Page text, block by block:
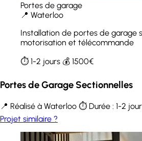
Portes de garage
📍 Waterloo
Installation de portes de garage
motorisation et télécommande
⏱️ 1-2 jours 💰 1500€
Portes de Garage Sectionnelles
📍 Réalisé à Waterloo ⏱️ Durée : 1-2
Projet similaire ?